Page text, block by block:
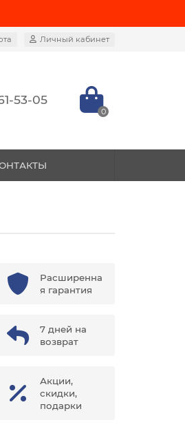
Личный кабинет
53-05
0
Расширенна
я гарантия
7 дней на
возврат
Акции,
скидки,
подарки